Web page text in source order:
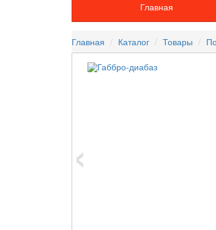
Главная
Главная Каталог Товары
‹